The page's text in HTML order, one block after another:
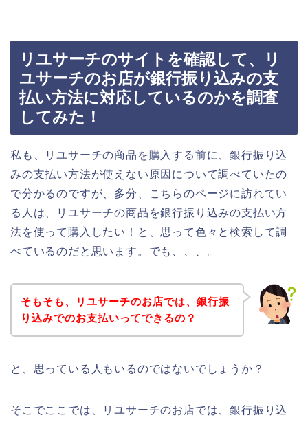
リユサーチのサイトを確認して、リ
ユサーチのお店が銀行振り込みの支
払い方法に対応しているのかを調査
してみた！
私も、リユサーチの商品を購入する前に、銀行振り込
みの支払い方法が使えない原因について調べていたの
で分かるのですが、多分、こちらのページに訪れてい
る人は、リユサーチの商品を銀行振り込みの支払い方
法を使って購入したい！と、思って色々と検索して調
べているのだと思います。でも、、、。
そもそも、リユサーチのお店では、銀行振
り込みでのお支払いってできるの？
と、思っている人もいるのではないでしょうか？
そこでここでは、リユサーチのお店では、銀行振り込